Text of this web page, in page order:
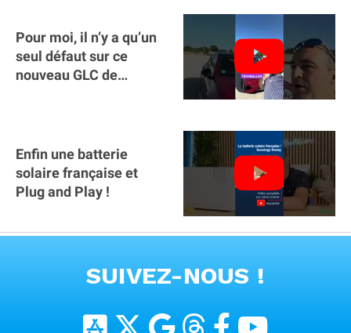
Pour moi, il n’y a qu’un
seul défaut sur ce
nouveau GLC de
Enfin une batterie
solaire française et
Plug and Play !
SUIVEZ-NOUS !